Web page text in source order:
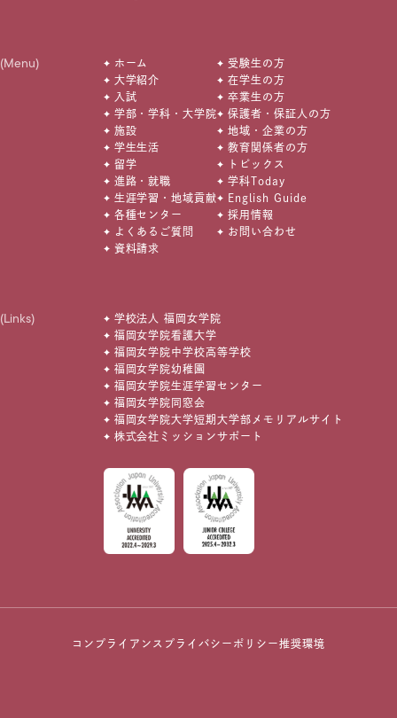
(Menu)
ホーム
大学紹介
入試
学部・学科・大学院
施設
学生生活
留学
進路・就職
生涯学習・地域貢献
各種センター
よくあるご質問
資料請求
受験生の方
在学生の方
卒業生の方
保護者・保証人の方
地域・企業の方
教育関係者の方
トピックス
学科Today
English Guide
採用情報
お問い合わせ
(Links)
学校法人 福岡女学院
福岡女学院看護大学
福岡女学院中学校高等学校
福岡女学院幼稚園
福岡女学院生涯学習センター
福岡女学院同窓会
福岡女学院大学短期大学部メモリアルサイト
株式会社ミッションサポート
コンプライアンス プライバシーポリシー推奨環境